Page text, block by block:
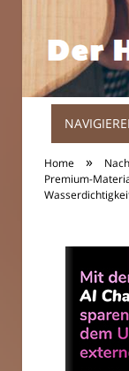
Home »
Premium-